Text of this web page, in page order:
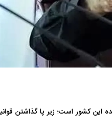
این کشور است؛ زیر پا گذاشتن
پهپادهای ایرانی | پهپاد انتحاری